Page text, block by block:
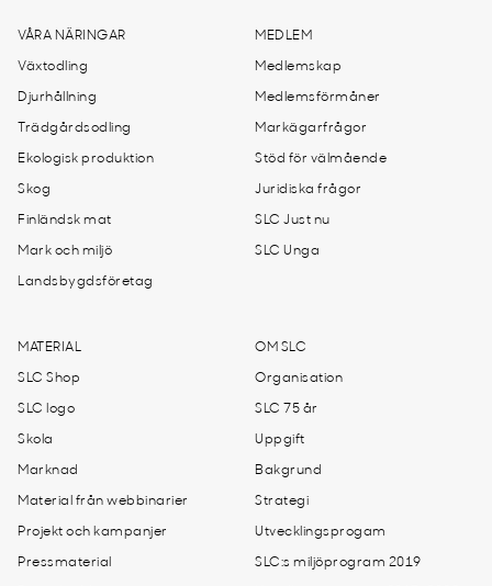
VÅRA NÄRINGAR
Växtodling
Djurhållning
Trädgårdsodling
Ekologisk produktion
Skog
Finländsk mat
Mark och miljö
Landsbygdsföretag
MEDLEM
Medlemskap
Medlemsförmåner
Markägarfrågor
Stöd för välmående
Juridiska frågor
SLC Just nu
SLC Unga
MATERIAL
SLC Shop
SLC logo
Skola
Marknad
Material från webbinarier
Projekt och kampanjer
Pressmaterial
OM SLC
Organisation
SLC 75 år
Uppgift
Bakgrund
Strategi
Utvecklingsprogam
SLC:s miljöprogram 2019